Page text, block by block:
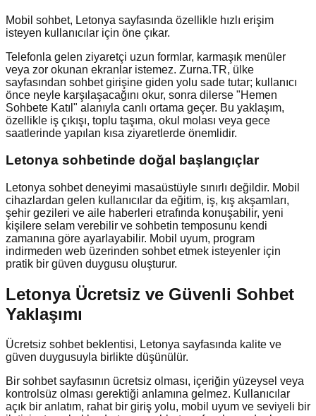
Mobil sohbet, Letonya sayfasında özellikle hızlı erişim
isteyen kullanıcılar için öne çıkar.
Telefonla gelen ziyaretçi uzun formlar, karmaşık menüler
veya zor okunan ekranlar istemez. Zurna.TR, ülke
sayfasından sohbet girişine giden yolu sade tutar; kullanıcı
önce neyle karşılaşacağını okur, sonra dilerse "Hemen
Sohbete Katıl" alanıyla canlı ortama geçer. Bu yaklaşım,
özellikle iş çıkışı, toplu taşıma, okul molası veya gece
saatlerinde yapılan kısa ziyaretlerde önemlidir.
Letonya sohbetinde doğal başlangıçlar
Letonya sohbet deneyimi masaüstüyle sınırlı değildir. Mobil
cihazlardan gelen kullanıcılar da eğitim, iş, kış akşamları,
şehir gezileri ve aile haberleri etrafında konuşabilir, yeni
kişilere selam verebilir ve sohbetin temposunu kendi
zamanına göre ayarlayabilir. Mobil uyum, program
indirmeden web üzerinden sohbet etmek isteyenler için
pratik bir güven duygusu oluşturur.
Letonya Ücretsiz ve Güvenli Sohbet
Yaklaşımı
Ücretsiz sohbet beklentisi, Letonya sayfasında kalite ve
güven duygusuyla birlikte düşünülür.
Bir sohbet sayfasının ücretsiz olması, içeriğin yüzeysel veya
kontrolsüz olması gerektiği anlamına gelmez. Kullanıcılar
açık bir anlatım, rahat bir giriş yolu, mobil uyum ve seviyeli bir